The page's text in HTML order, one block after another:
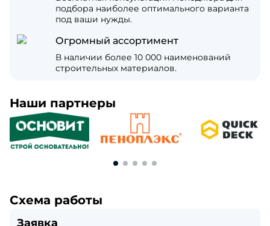
подбора наиболее оптимального варианта
под ваши нужды.
Огромный ассортимент
В наличии более 10 000 наименований
строительных материалов.
Наши партнеры
Схема работы
Заявка